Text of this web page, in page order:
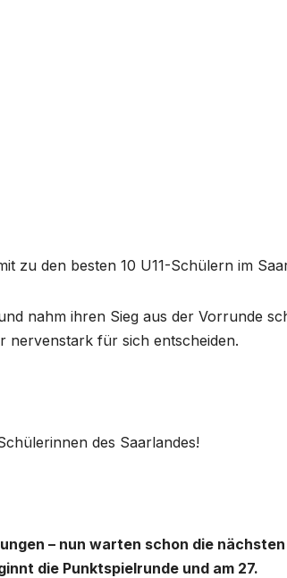
zu den besten 10 U11-Schülern im
nahm ihren Sieg aus der Vorrunde
nervenstark für sich entscheiden.
des Saarlandes!
– nun warten schon die nächsten
die Punktspielrunde und am 27.